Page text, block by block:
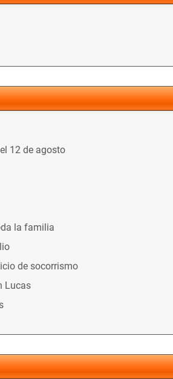
12 de agosto
la familia
de socorrismo
Lucas